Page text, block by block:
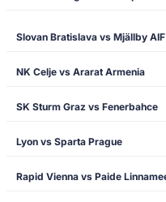
Slovan Bratislava vs Mjällby AIF
NK Celje vs Ararat Armenia
SK Sturm Graz vs Fenerbahce
Lyon vs Sparta Prague